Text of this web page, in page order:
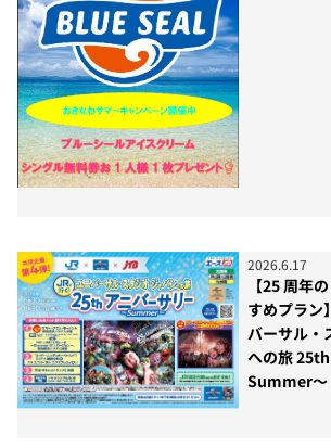
2026.6.17
【25 周年
すめプラン
バーサル・
への旅
Summer～